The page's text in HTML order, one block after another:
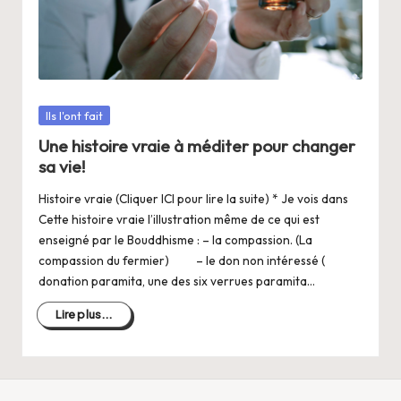
e
r
s
a
V
ie
Posté
Ils l'ont fait
Une histoire vraie à méditer pour changer
sa vie!
Histoire vraie (Cliquer ICI pour lire la suite) * Je vois dans
Cette histoire vraie l’illustration même de ce qui est
enseigné par le Bouddhisme : – la compassion. (La
compassion du fermier) – le don non intéressé (
donation paramita, une des six verrues paramita…
Lire plus...